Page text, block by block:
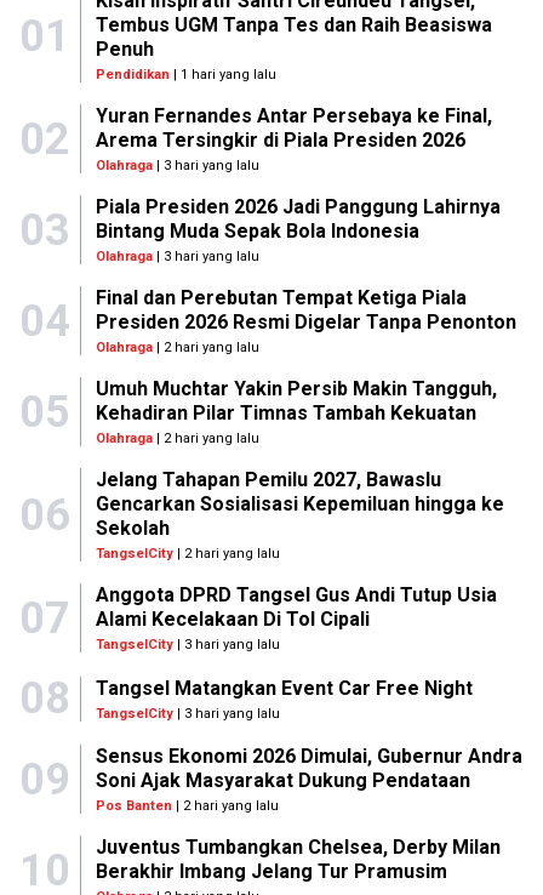
01
Tembus UGM Tanpa Tes dan Raih Beasiswa
Penuh
Pendidikan | 1 hari yang lalu
02
Yuran Fernandes Antar Persebaya ke Final,
Arema Tersingkir di Piala Presiden 2026
Olahraga| 3 hari yang lalu
03
Piala Presiden 2026 Jadi Panggung Lahirnya
Bintang Muda Sepak Bola Indonesia
Olahraga| 3 hari yang lalu
04
Final dan Perebutan Tempat Ketiga Piala
Presiden 2026 Resmi Digelar Tanpa Penonton
Olahraga| 2 hari yang lalu
05
Umuh Muchtar Yakin Persib Makin Tangguh,
Kehadiran Pilar Timnas Tambah Kekuatan
Olahraga| 2 hari yang lalu
06
Jelang Tahapan Pemilu 2027, Bawaslu
Gencarkan Sosialisasi Kepemiluan hingga ke
Sekolah
TangselCity| 2 hari yang lalu
07
Anggota DPRD Tangsel Gus Andi Tutup Usia
Alami Kecelakaan Di Tol Cipali
TangselCity| 3 hari yang lalu
08 Tangsel Matangkan Event Car Free Night
TangselCity | 3 hari yang lalu
09
Sensus Ekonomi 2026 Dimulai, Gubernur Andra
Soni Ajak Masyarakat Dukung Pendataan
Pos Banten | 2 hari yang lalu
10
Juventus Tumbangkan Chelsea, Derby Milan
Berakhir Imbang Jelang Tur Pramusim